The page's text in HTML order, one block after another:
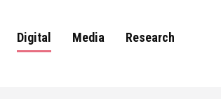
Digital Media Research